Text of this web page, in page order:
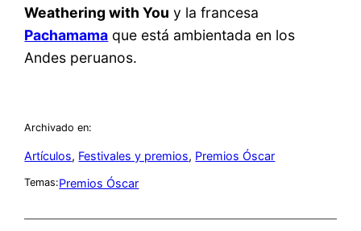
Weathering with You y la francesa
Pachamama que está ambientada en los
Andes peruanos.
Archivado en:
Artículos, Festivales y premios, Premios Óscar
Temas:Premios Óscar